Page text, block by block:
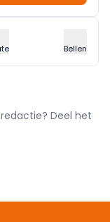
Bellen
Deel het